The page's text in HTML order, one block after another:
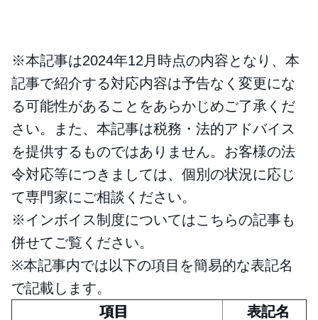
※本記事は2024年12月時点の内容となり、本
記事で紹介する対応内容は予告なく変更にな
る可能性があることをあらかじめご了承くだ
さい。また、本記事は税務・法的アドバイス
を提供するものではありません。お客様の法
令対応等につきましては、個別の状況に応じ
て専門家にご相談ください。
※インボイス制度についてはこちらの記事も
併せてご覧ください。
※本記事内では以下の項目を簡易的な表記名
で記載します。
項目
表記名